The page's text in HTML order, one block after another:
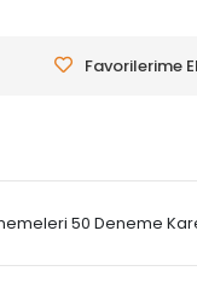
Favorilerime
50 Deneme